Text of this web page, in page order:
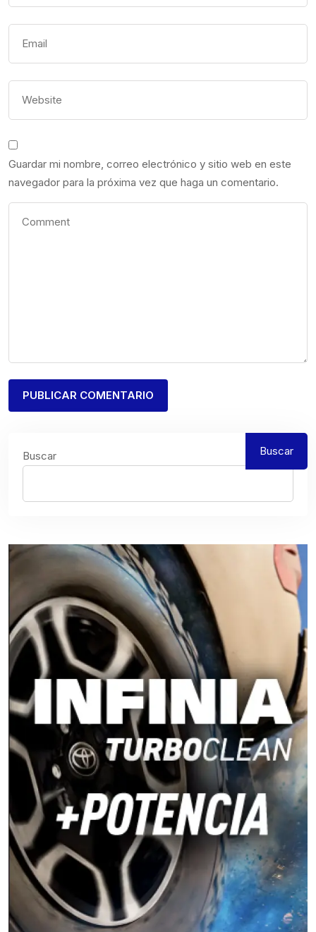
Guardar mi nombre, correo electrónico y sitio web en este
navegador para la próxima vez que haga un comentario.
Buscar Buscar